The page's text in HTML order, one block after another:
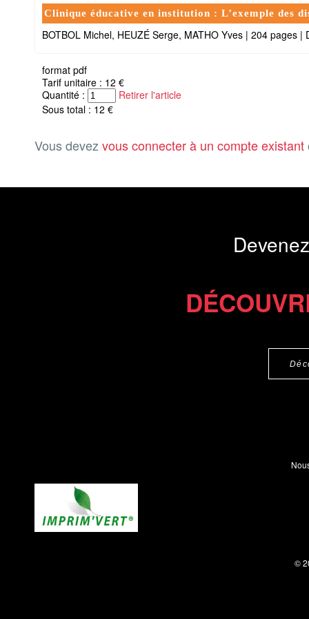
Clinique éducative en institution : L’exemple des
BOTBOL Michel, HEUZÉ Serge, MATHO Yves | 204 pages |
format pdf
Tarif unitaire : 12 €
Quantité :
Retirer l'article
Sous total : 12 €
Vous devez vous connecter à un compte existant
©